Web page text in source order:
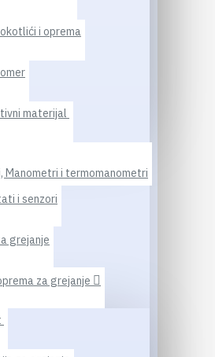
i oprema
materijal
Manometri i termomanometri
i senzori
grejanje
za grejanje